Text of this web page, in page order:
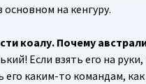
на кенгуру.
коалу. Почему
Если взять его на
его каким-то командам,